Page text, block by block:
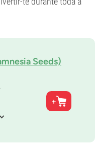
Seeds)